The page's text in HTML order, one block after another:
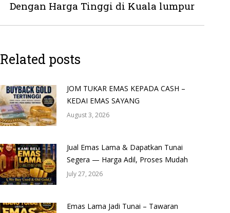
post:
Dengan Harga Tinggi di Kuala lumpur
Related posts
JOM TUKAR EMAS KEPADA CASH –
KEDAI EMAS SAYANG
August 3, 2026
Jual Emas Lama & Dapatkan Tunai
Segera — Harga Adil, Proses Mudah
July 27, 2026
Emas Lama Jadi Tunai – Tawaran